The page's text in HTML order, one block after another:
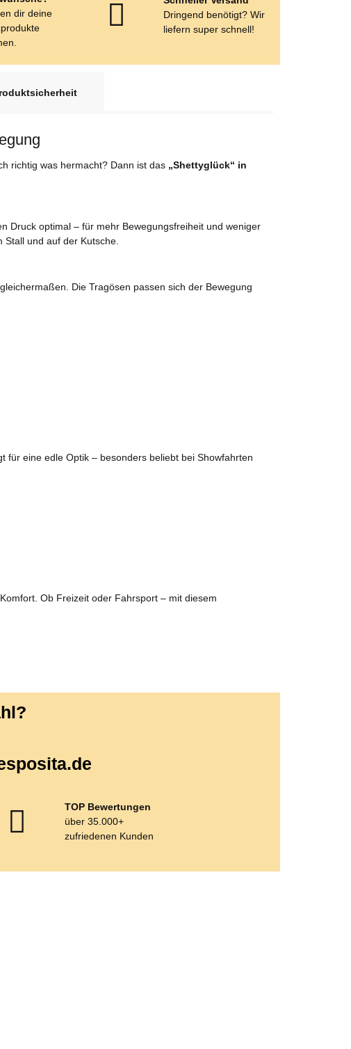
dir deine
Dringend benötigt? Wir
liefern super schnell!
richtig was hermacht? Dann ist das „Shettyglück“ in
Druck optimal – für mehr Bewegungsfreiheit und weniger
und auf der Kutsche.
Die Tragösen passen sich der Bewegung
eine edle Optik – besonders beliebt bei Showfahrten
Ob Freizeit oder Fahrsport – mit diesem
TOP Bewertungen
über 35.000+
zufriedenen Kunden